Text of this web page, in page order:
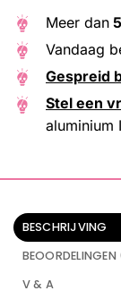
Meer dan
Vandaag
Gespreid
Stel een
aluminium
BESCHRIJVING
V & A